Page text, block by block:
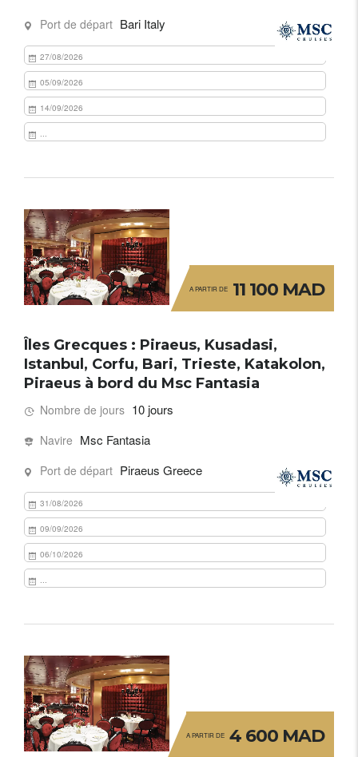
Port de départ Bari Italy
27/08/2026
05/09/2026
14/09/2026
...
A PARTIR DE 11 100 MAD
Îles Grecques : Piraeus, Kusadasi,
Istanbul, Corfu, Bari, Trieste, Katakolon,
Piraeus à bord du Msc Fantasia
Nombre de jours 10 jours
Navire Msc Fantasia
Port de départ Piraeus Greece
31/08/2026
09/09/2026
06/10/2026
...
A PARTIR DE 4 600 MAD